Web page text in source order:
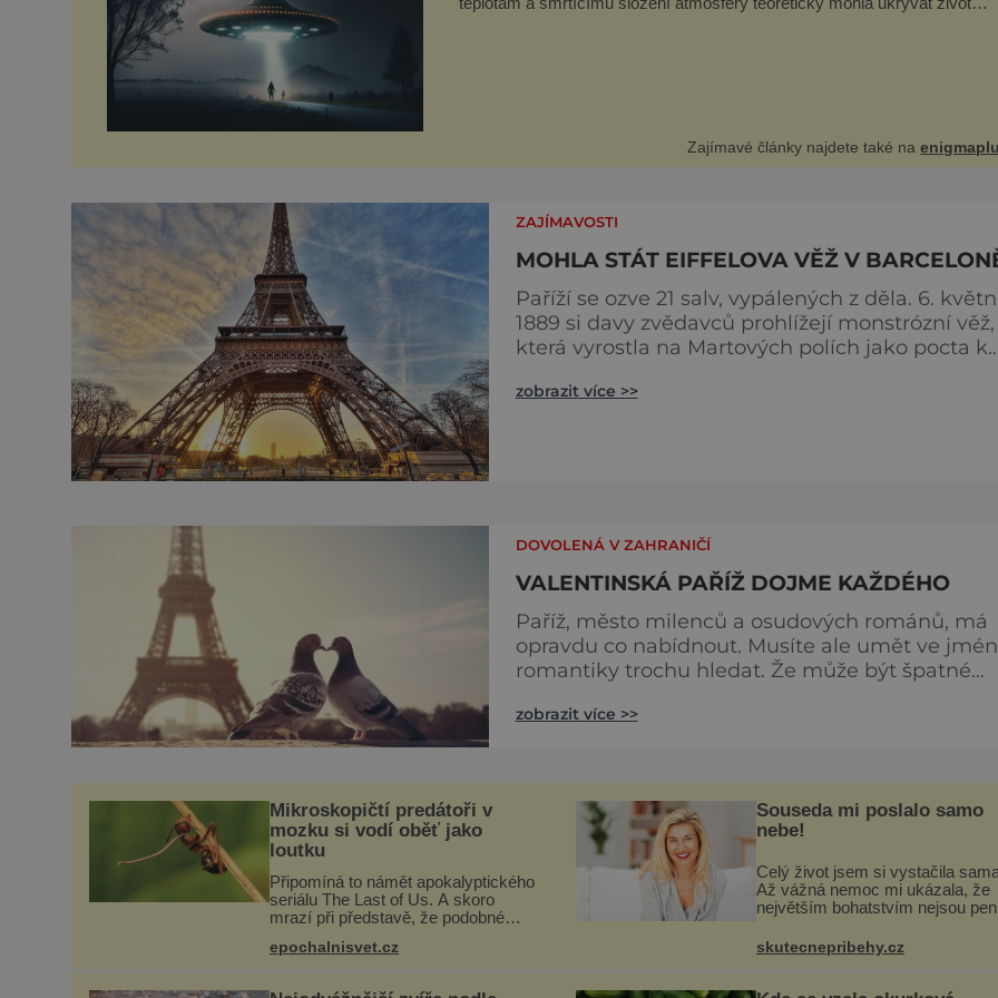
Zajímavé články najdete také na
ZAJÍMAVOSTI
MOHLA STÁT EIFFELOVA VĚŽ V
Paříží se ozve 21 salv, vypálených z děla. 6.
1889 si davy zvědavců prohlížejí monstrózní věž,
která vyrostla na Martových polích jako pocta k
hrůzu jsem ještě neviděl,“ odfrkne ale pohrdavě
zobrazit více >>
DOVOLENÁ V ZAHRANIČÍ
VALENTINSKÁ PAŘÍŽ DOJME KAŽDÉHO
Paříž, město milenců a osudových románů, má
opravdu co nabídnout. Musíte ale umět ve
romantiky trochu hledat. Že může být špatné
výlet snad neexistuje vhodnější cíl. A užijí si ji
Dame, kd
zobrazit více >>
Mikroskopičtí predátoři v
mozku si vodí oběť jako
loutku
Připomíná to námět apokalyptického
seriálu The Last of Us. A skoro
mrazí při představě, že podobné
tím rozdílem, že nejde pouze o
epochalnisvet.cz
Souseda mi poslalo samo
nebe!
Celý život jsem si vystačila
Až vážná nemoc mi ukázala, že
největším bohatstvím nejsou
ochotný podat pomocnou ruku.
Vždycky jsem byla spíš
skutecnepribehy.cz